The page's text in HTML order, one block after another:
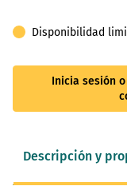
Disponibilidad
Inicia sesión
Descripción y